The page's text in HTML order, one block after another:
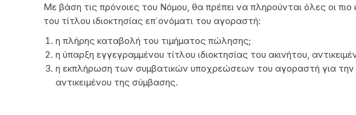
Με βάση τις πρόνοιες του Νόμου, θα πρέπει να πληρούνται όλες οι
του τίτλου ιδιοκτησίας επ΄ονόματι του αγοραστή:
η πλήρης καταβολή του τιμήματος πώλησης;
η ύπαρξη εγγεγραμμένου τίτλου ιδιοκτησίας του ακινήτου,
η εκπλήρωση των συμβατικών υποχρεώσεων του αγοραστή για
αντικειμένου της σύμβασης.